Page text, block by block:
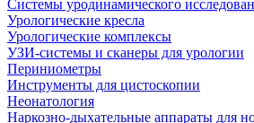
Системы уродинамического
Урологические кресла
Урологические комплексы
УЗИ-системы и сканеры для урологии
Периниометры
Инструменты для цистоскопии
Неонатология
Наркозно-дыхательные аппараты для